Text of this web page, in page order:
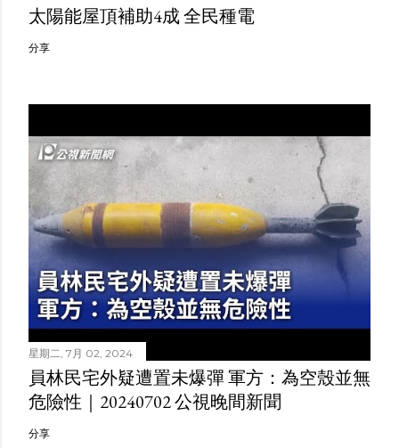
太陽能屋頂補助4成 全民種電
分享
星期二, 7月 02, 2024
員林民宅外疑遭置未爆彈 軍方：為空殼並無
危險性｜20240702 公視晚間新聞
分享